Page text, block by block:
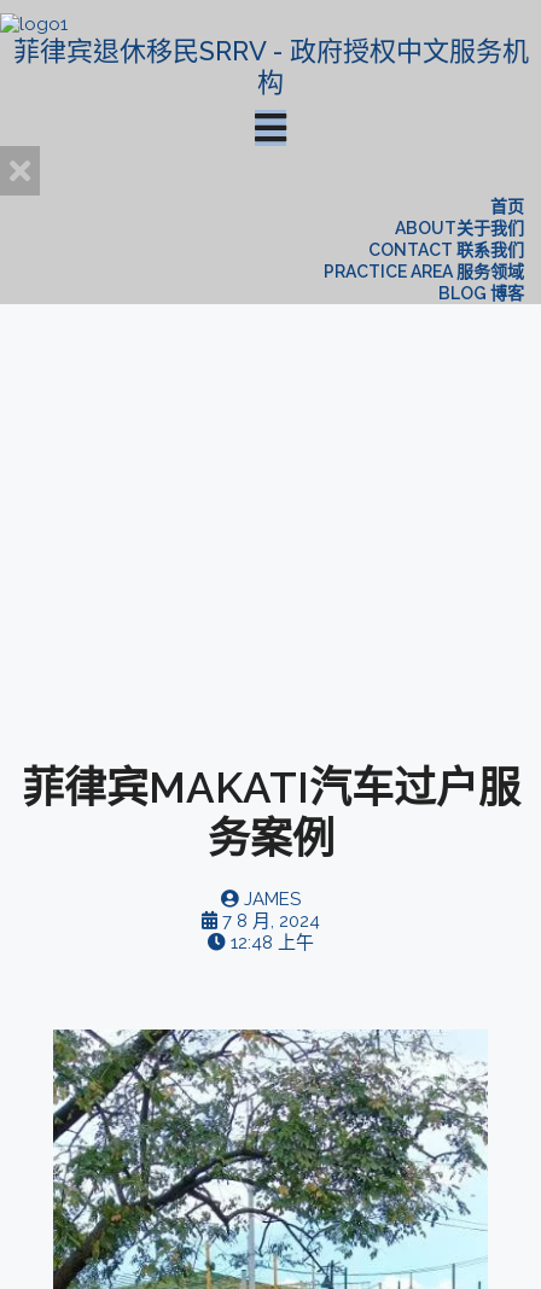
菲律宾退休移民SRRV - 政府授权中文服务机
构
首页
ABOUT关于我们
CONTACT 联系我们
PRACTICE AREA 服务领域
BLOG 博客
菲律宾MAKATI汽车过户服
务案例
JAMES
7 8 月, 2024
12:48 上午